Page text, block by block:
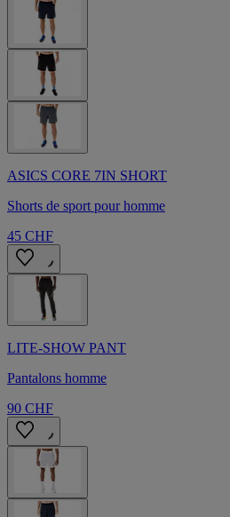
ASICS CORE 7IN SHORT
Shorts de sport pour homme
45 CHF
LITE-SHOW PANT
Pantalons homme
90 CHF